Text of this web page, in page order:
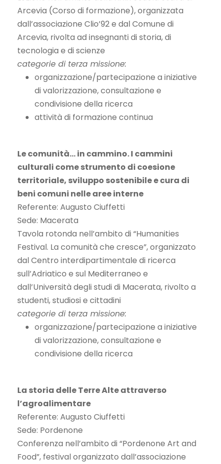
Arcevia (Corso di formazione), organizzata
dall’associazione Clio’92 e dal Comune di
Arcevia, rivolta ad insegnanti di storia, di
tecnologia e di scienze
categorie di terza missione:
organizzazione/partecipazione a iniziative
di valorizzazione, consultazione e
condivisione della ricerca
attività di formazione continua
Le comunità… in cammino. I cammini
culturali come strumento di coesione
territoriale, sviluppo sostenibile e cura di
beni comuni nelle aree interne
Referente: Augusto Ciuffetti
Sede: Macerata
Tavola rotonda nell’ambito di “Humanities
Festival. La comunità che cresce”, organizzato
dal Centro interdipartimentale di ricerca
sull’Adriatico e sul Mediterraneo e
dall’Università degli studi di Macerata, rivolto a
studenti, studiosi e cittadini
categorie di terza missione:
organizzazione/partecipazione a iniziative
di valorizzazione, consultazione e
condivisione della ricerca
La storia delle Terre Alte attraverso
l’agroalimentare
Referente: Augusto Ciuffetti
Sede: Pordenone
Conferenza nell’ambito di “Pordenone Art and
Food”, festival organizzato dall’associazione